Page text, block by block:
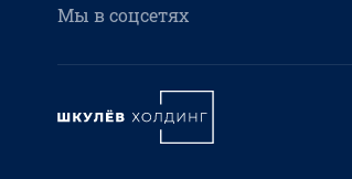
Мы в соцсетях